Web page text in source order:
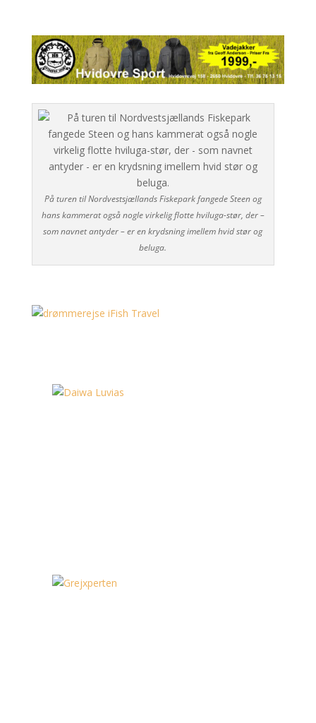
På turen til Nordvestsjællands Fiskepark fangede Steen og
hans kammerat også nogle virkelig flotte hviluga-stør, der –
som navnet antyder – er en krydsning imellem hvid stør og
beluga.